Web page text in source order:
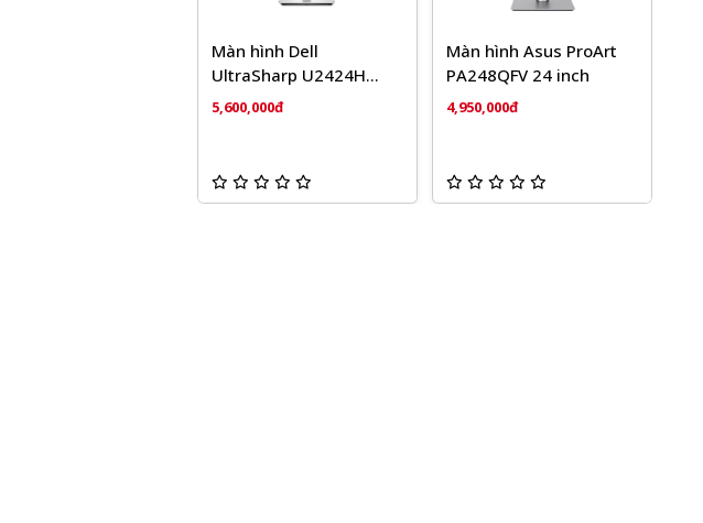
Màn hình Dell
UltraSharp U2424H
23.8 inch
5,600,000đ
Màn hình Asus ProArt
PA248QFV 24 inch
4,950,000đ